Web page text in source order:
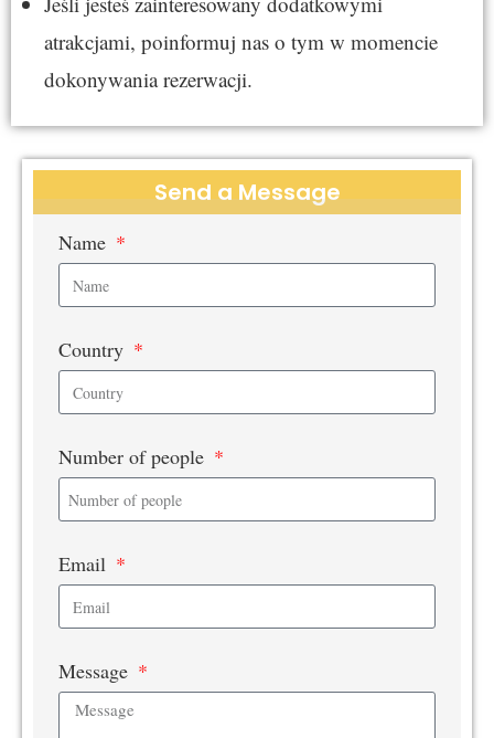
Send a Message
Name
Country
Number of people
Email
Message
atrakcjami, poinformuj nas o tym w momencie
dokonywania rezerwacji.